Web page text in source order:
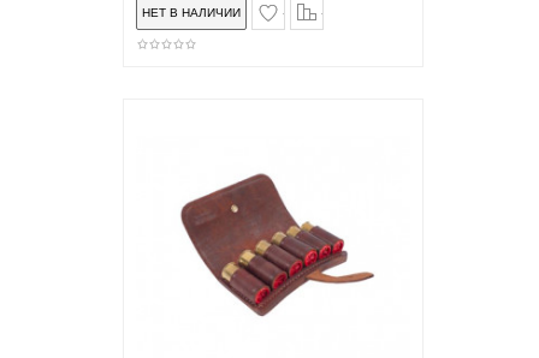
в закладки